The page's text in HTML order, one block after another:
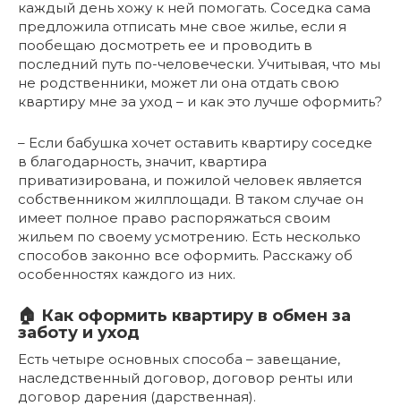
каждый день хожу к ней помогать. Соседка сама
предложила отписать мне свое жилье, если я
пообещаю досмотреть ее и проводить в
последний путь по-человечески. Учитывая, что мы
не родственники, может ли она отдать свою
квартиру мне за уход – и как это лучше оформить?
– Если бабушка хочет оставить квартиру соседке
в благодарность, значит, квартира
приватизирована, и пожилой человек является
собственником жилплощади. В таком случае он
имеет полное право распоряжаться своим
жильем по своему усмотрению. Есть несколько
способов законно все оформить. Расскажу об
особенностях каждого из них.
🏠 Как оформить квартиру в обмен за
заботу и уход
Есть четыре основных способа – завещание,
наследственный договор, договор ренты или
договор дарения (дарственная).